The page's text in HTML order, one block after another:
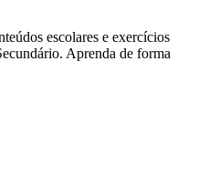
escolares e exercícios
Aprenda de forma